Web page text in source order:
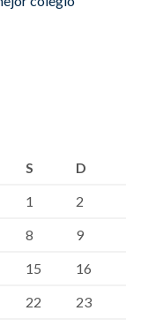
S
D
1
2
8
9
15
16
22
23